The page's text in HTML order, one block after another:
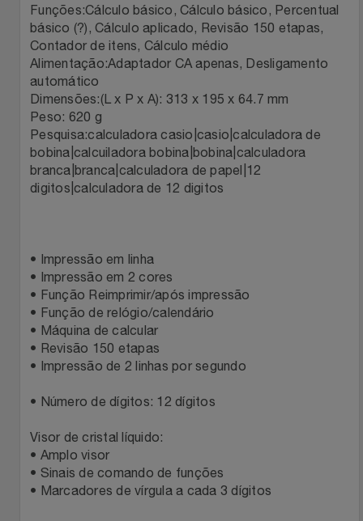
Perfumaria
Perfume
Perfumes
Relógios
Utilidades Industriais
Vestuário
Portal Das Malas
Porto Brasil
Renner
Safe – Escola De Aviação
Stanley Pmi
Top Store
Tramontina
Três Corações
Funções:Cálculo básico, Cálculo básico, Percentual
básico (?), Cálculo aplicado, Revisão 150 etapas,
Contador de itens, Cálculo médio
Alimentação:Adaptador CA apenas, Desligamento
automático
Dimensões:(L x P x A): 313 x 195 x 64.7 mm
Peso: 620 g
Pesquisa:calculadora casio|casio|calculadora de
bobina|calcuiladora bobina|bobina|calculadora
branca|branca|calculadora de papel|12
digitos|calculadora de 12 digitos
• Impressão em linha
• Impressão em 2 cores
• Função Reimprimir/após impressão
• Função de relógio/calendário
• Máquina de calcular
• Revisão 150 etapas
• Impressão de 2 linhas por segundo
• Número de dígitos: 12 dígitos
Visor de cristal líquido:
• Amplo visor
• Sinais de comando de funções
• Marcadores de vírgula a cada 3 dígitos